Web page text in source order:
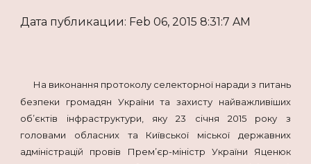
Дата публикации: Feb 06, 2015 8:31:7 AM
На виконання протоколу селекторної наради з питань
безпеки громадян України та захисту найважливіших
об’єктів інфраструктури, яку 23 січня 2015 року з
головами обласних та Київської міської державних
адміністрацій провів Прем’єр-міністр України Яценюк